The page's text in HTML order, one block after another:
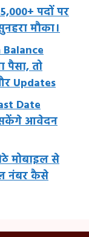
पदों पर
मौका।
पैसा, तो
Updates
Date
सकेंगे आवेदन
मोबाइल से
नंबर कैसे